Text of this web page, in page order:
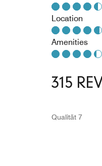
Location
Amenities
315
Qualität 7